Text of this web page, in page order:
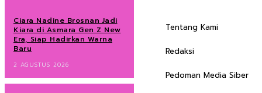
Ciara Nadine Brosnan Jadi
Kiara di Asmara Gen Z New
Era, Siap Hadirkan Warna
Baru
2 AGUSTUS 2026
Tentang Kami
Redaksi
Pedoman Media Siber